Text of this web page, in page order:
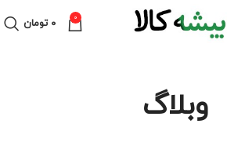
0 ۰ تومان
وبلاگ